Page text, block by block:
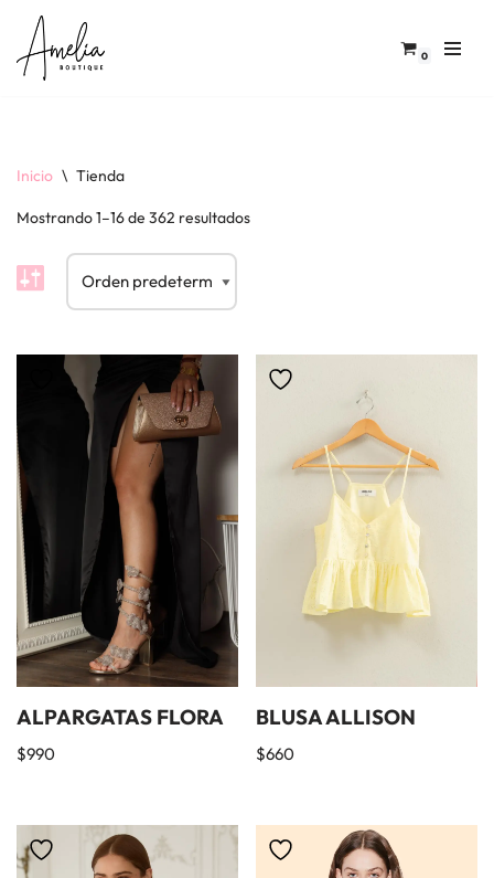
Saltar
0
Inicio \ Tienda
Mostrando 1–16 de 362 resultados
ALPARGATAS FLORA
$990
BLUSA ALLISON
$660